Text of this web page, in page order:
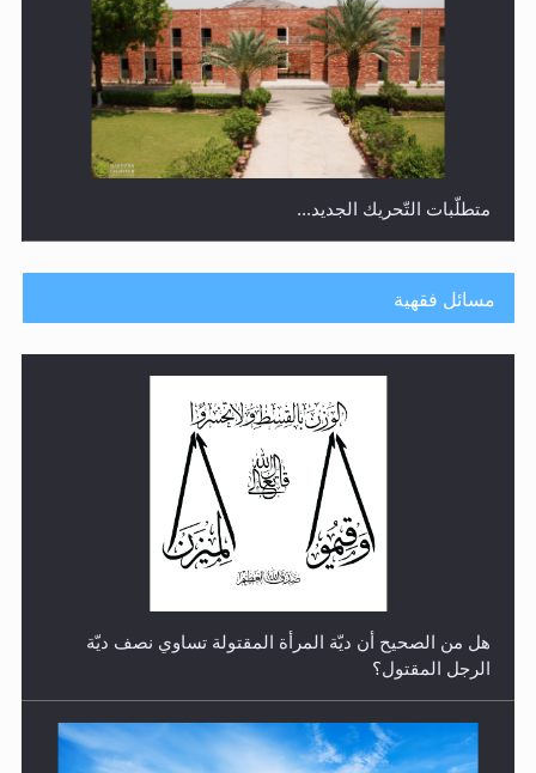
متطلَّبات التّحريك الجديد...
رأيٌ في لغة المسيح الموعود عليه السلام.. 4...
مسائل فقهية
هل من الصحيح أن ديّة المرأة المقتولة تساوي نصف ديّة
الرجل المقتول؟